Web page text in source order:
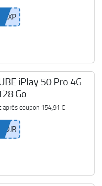
iPlay 50 Pro 4G
Go
coupon 154,91 €